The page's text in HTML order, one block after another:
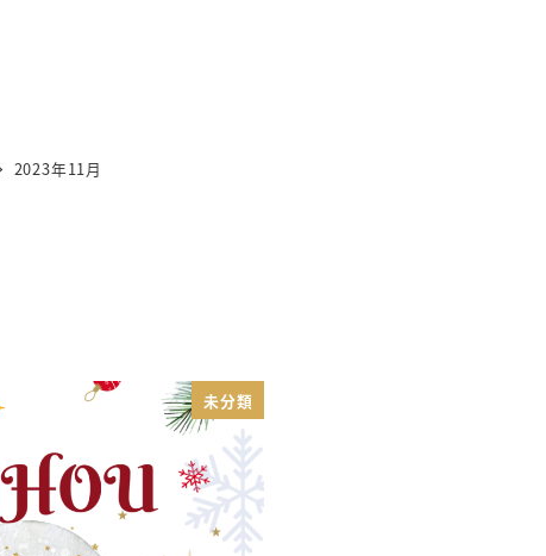
2023年11月
未分類